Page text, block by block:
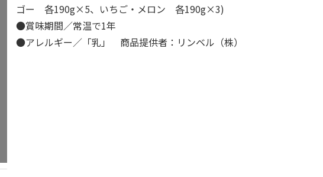
ゴー 各190g×5、いちご・メロン 各190g×3)
●賞味期間／常温で1年
●アレルギー／「乳」 商品提供者：リンベル（株）